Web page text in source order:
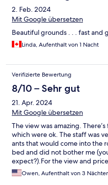
2. Feb. 2024
Mit Google übersetzen
Beautiful grounds . . . fast and
Linda, Aufenthalt von 1 Nacht
Verifizierte Bewertung
8/10 – Sehr gut
21. Apr. 2024
Mit Google übersetzen
The view was amazing.
which were ok. The staff was
ants that would come into the
bed and did not bother me
expect?).For the view and
here.Owen, Aufenthalt von 3